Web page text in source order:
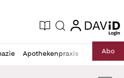
Zeitung
Aktuelle Ausgabe
Suche login
login
Apothekenpraxis RechtAbo